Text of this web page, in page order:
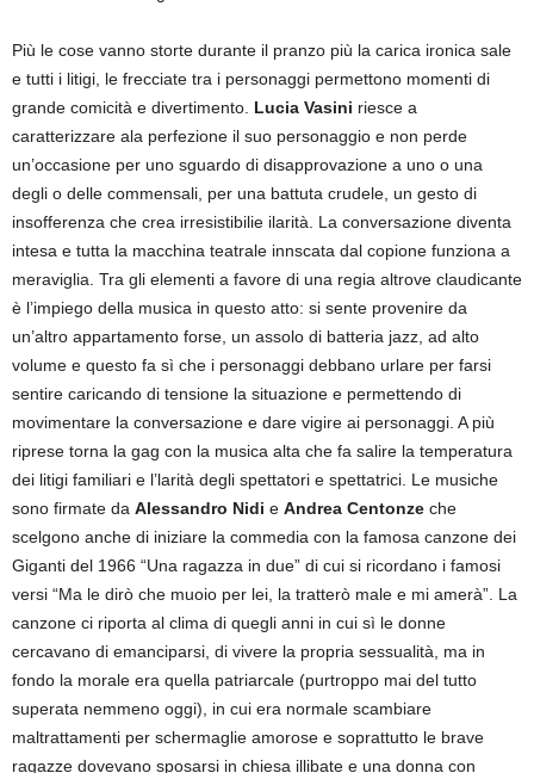
Più le cose vanno storte durante il pranzo più la carica ironica sale
e tutti i litigi, le frecciate tra i personaggi permettono momenti di
grande comicità e divertimento. Lucia Vasini riesce a
caratterizzare ala perfezione il suo personaggio e non perde
un’occasione per uno sguardo di disapprovazione a uno o una
degli o delle commensali, per una battuta crudele, un gesto di
insofferenza che crea irresistibilie ilarità. La conversazione diventa
intesa e tutta la macchina teatrale innscata dal copione funziona a
meraviglia. Tra gli elementi a favore di una regia altrove claudicante
è l’impiego della musica in questo atto: si sente provenire da
un’altro appartamento forse, un assolo di batteria jazz, ad alto
volume e questo fa sì che i personaggi debbano urlare per farsi
sentire caricando di tensione la situazione e permettendo di
movimentare la conversazione e dare vigire ai personaggi. A più
riprese torna la gag con la musica alta che fa salire la temperatura
dei litigi familiari e l’larità degli spettatori e spettatrici. Le musiche
sono firmate da Alessandro Nidi e Andrea Centonze che
scelgono anche di iniziare la commedia con la famosa canzone dei
Giganti del 1966 “Una ragazza in due” di cui si ricordano i famosi
versi “Ma le dirò che muoio per lei, la tratterò male e mi amerà”. La
canzone ci riporta al clima di quegli anni in cui sì le donne
cercavano di emanciparsi, di vivere la propria sessualità, ma in
fondo la morale era quella patriarcale (purtroppo mai del tutto
superata nemmeno oggi), in cui era normale scambiare
maltrattamenti per schermaglie amorose e soprattutto le brave
ragazze dovevano sposarsi in chiesa illibate e una donna con